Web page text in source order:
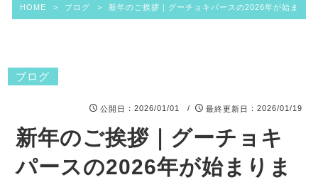
HOME > ブログ > 新年のご挨拶｜グーチョキパースの2026年が始まりま
ブログ
公開日 ：2026/01/01 / 最終更新日 ：2026/01/19
新年のご挨拶｜グーチョキ
パースの2026年が始まりま